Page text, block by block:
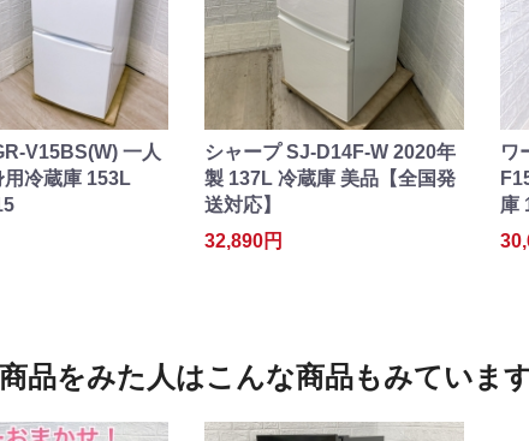
V15BS(W) 一人
用冷蔵庫 153L
シャープ SJ-D14F-W 2020年
製 137L 冷蔵庫 美品【全国発
送対応】
32,890円
ワ
庫
品をみた人はこんな商品もみていま